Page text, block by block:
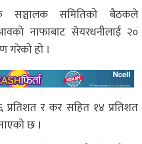
समितिको बैठकले
नाफाबाट सेयरधनीलाई २०
गरेको हो ।
र कर सहित १४ प्रतिशत
छ ।